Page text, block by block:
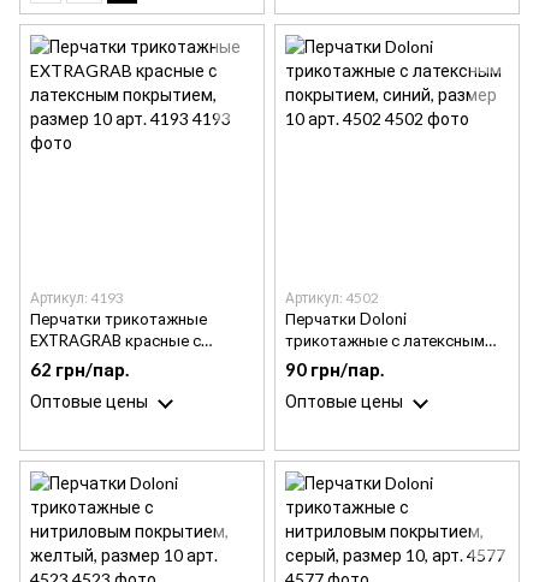
Артикул: 4193
Перчатки трикотажные
EXTRAGRAB красные с
латексным покрытием,
размер 10 арт. 4193
62 грн/пар.
Оптовые цены
Артикул: 4502
Перчатки Doloni
трикотажные с латексным
покрытием, синий, размер 10
арт. 4502
90 грн/пар.
Оптовые цены